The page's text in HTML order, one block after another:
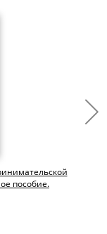
пособие.